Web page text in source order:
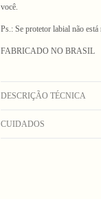
você.
Ps.: Se protetor labial não
FABRICADO NO BRASIL
DESCRIÇÃO TÉCNICA
Pochete de veludo bege com
CUIDADOS